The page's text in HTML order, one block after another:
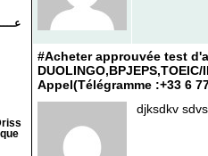
#Acheter approuvée test
Appel(Télégramme :+33 6
djksdkv